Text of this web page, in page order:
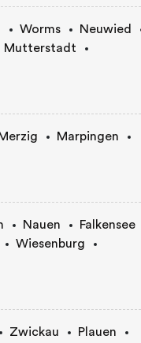
Worms
Neuwied
Mutterstadt
Merzig
Marpingen
Nauen
Falkensee
Wiesenburg
Zwickau
Plauen